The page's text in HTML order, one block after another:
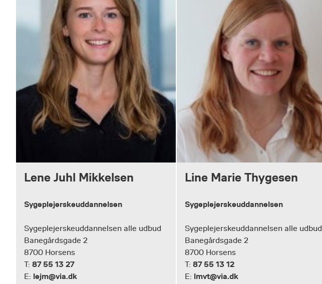
Lene Juhl Mikkelsen
Sygeplejerskeuddannelsen
Sygeplejerskeuddannelsen alle udbud
Banegårdsgade 2
8700 Horsens
T: 87 55 13 27
E: lejm@via.dk
Line Marie Thygesen
Sygeplejerskeuddannelsen
Sygeplejerskeuddannelsen alle udbud
Banegårdsgade 2
8700 Horsens
T: 87 55 13 12
E: lmvt@via.dk